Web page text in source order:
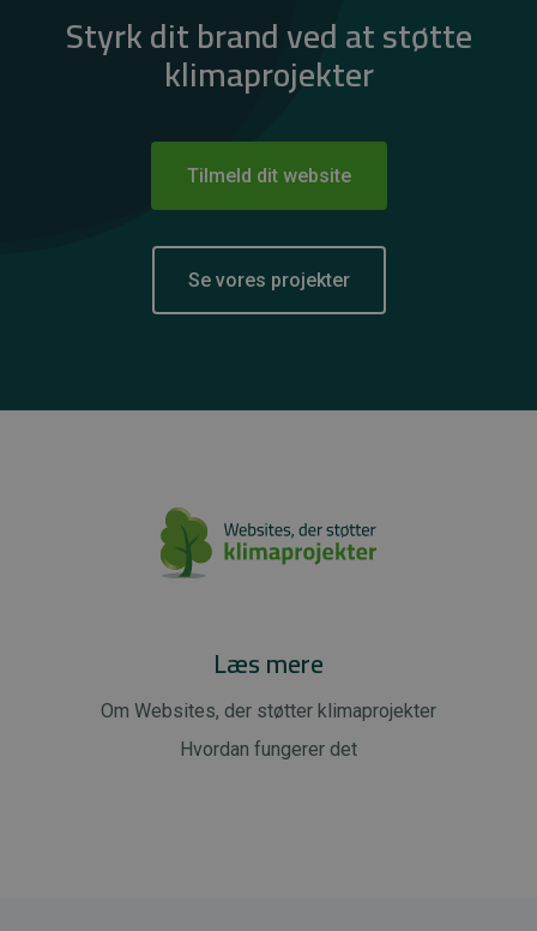
Styrk dit brand ved at støtte
klimaprojekter
Tilmeld dit website
Se vores projekter
Læs mere
Om Websites, der støtter klimaprojekter
Hvordan fungerer det